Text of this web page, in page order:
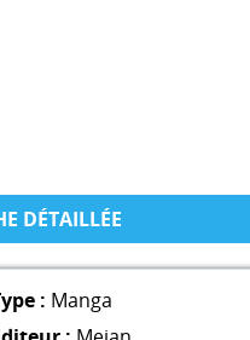
DÉTAILLÉE
: Manga